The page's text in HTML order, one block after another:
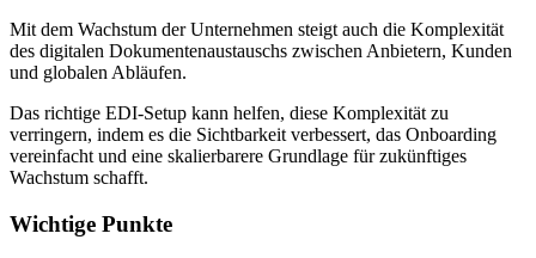
Mit dem Wachstum der Unternehmen steigt auch die Komplexität
des digitalen Dokumentenaustauschs zwischen Anbietern, Kunden
und globalen Abläufen.
Das richtige EDI-Setup kann helfen, diese Komplexität zu
verringern, indem es die Sichtbarkeit verbessert, das Onboarding
vereinfacht und eine skalierbarere Grundlage für zukünftiges
Wachstum schafft.
Wichtige Punkte